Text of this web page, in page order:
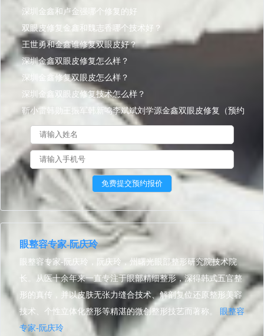
深圳金鑫和卢金强哪个修复的好
双眼皮修复金鑫和魏志香哪个技术好？
王世勇和金鑫谁修复双眼皮好？
深圳金鑫双眼皮修复怎么样？
深圳金鑫修复双眼皮怎么样？
深圳金鑫双眼皮修复技术怎么样？
靳小雷韩勋王振军韩新鸣李斌斌刘学源金鑫双眼皮修复（预约
效果）谁更好？
眼整容专家-阮庆玲
眼整容专家-阮庆玲，阮庆玲，州曙光眼部整形研究院技术院
长。从医十余年来一直专注于眼部精细整形，深得韩式五官整
形的真传，并以皮肤无张力缝合技术、解剖复位还原整形美容
技术、个性立体化整形等精湛的微创整形技艺而著称。
眼整容
专家-阮庆玲